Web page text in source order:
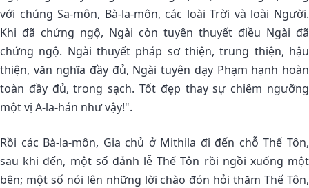
với chúng Sa-môn, Bà-la-môn, các loài Trời và loài Người.
Khi đã chứng ngộ, Ngài còn tuyên thuyết điều Ngài đã
chứng ngộ. Ngài thuyết pháp sơ thiện, trung thiện, hậu
thiện, văn nghĩa đầy đủ, Ngài tuyên dạy Phạm hạnh hoàn
toàn đầy đủ, trong sạch. Tốt đẹp thay sự chiêm ngưỡng
một vị A-la-hán như vậy!".
Rồi các Bà-la-môn, Gia chủ ở Mithila đi đến chỗ Thế Tôn,
sau khi đến, một số đảnh lễ Thế Tôn rồi ngồi xuống một
bên; một số nói lên những lời chào đón hỏi thăm Thế Tôn,